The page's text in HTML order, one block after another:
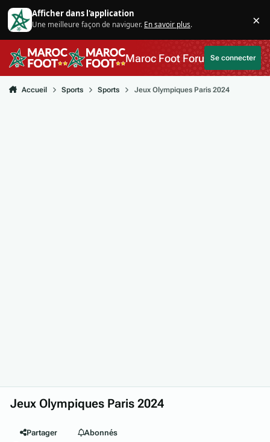
Aller au contenu
Afficher dans l'application
Une meilleure façon de naviguer. En savoir plus. ×
Maroc Foot ForumSe connecter
Accueil Sports Sports Jeux Olympiques Paris 2024
Jeux Olympiques Paris 2024
Partager
Abonnés